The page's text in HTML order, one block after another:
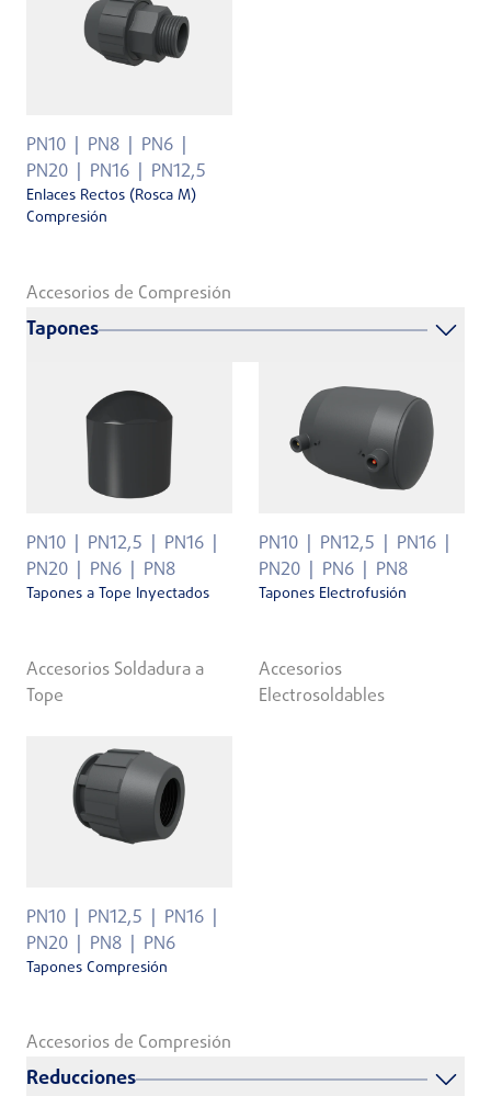
PN10 PN8
PN6
PN20
PN16 PN12,5
Enlaces Rectos (Rosca M)
Compresión
Accesorios de Compresión
Tapones
PN10 PN12,5
PN16
PN20
PN6 PN8
Tapones a Tope Inyectados
Accesorios Soldadura a
Tope
PN10 PN12,5
PN16
PN20
PN6 PN8
Tapones Electrofusión
Accesorios
Electrosoldables
PN10 PN12,5
PN16
PN20
PN8 PN6
Tapones Compresión
Accesorios de Compresión
Reducciones